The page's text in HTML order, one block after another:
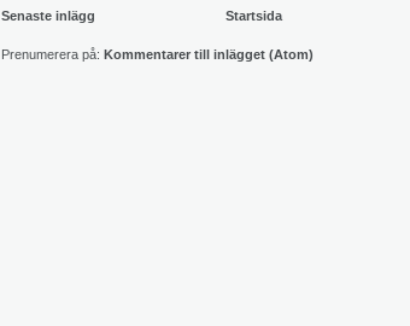
Senaste inlägg Startsida
Prenumerera på: Kommentarer till inlägget (Atom)